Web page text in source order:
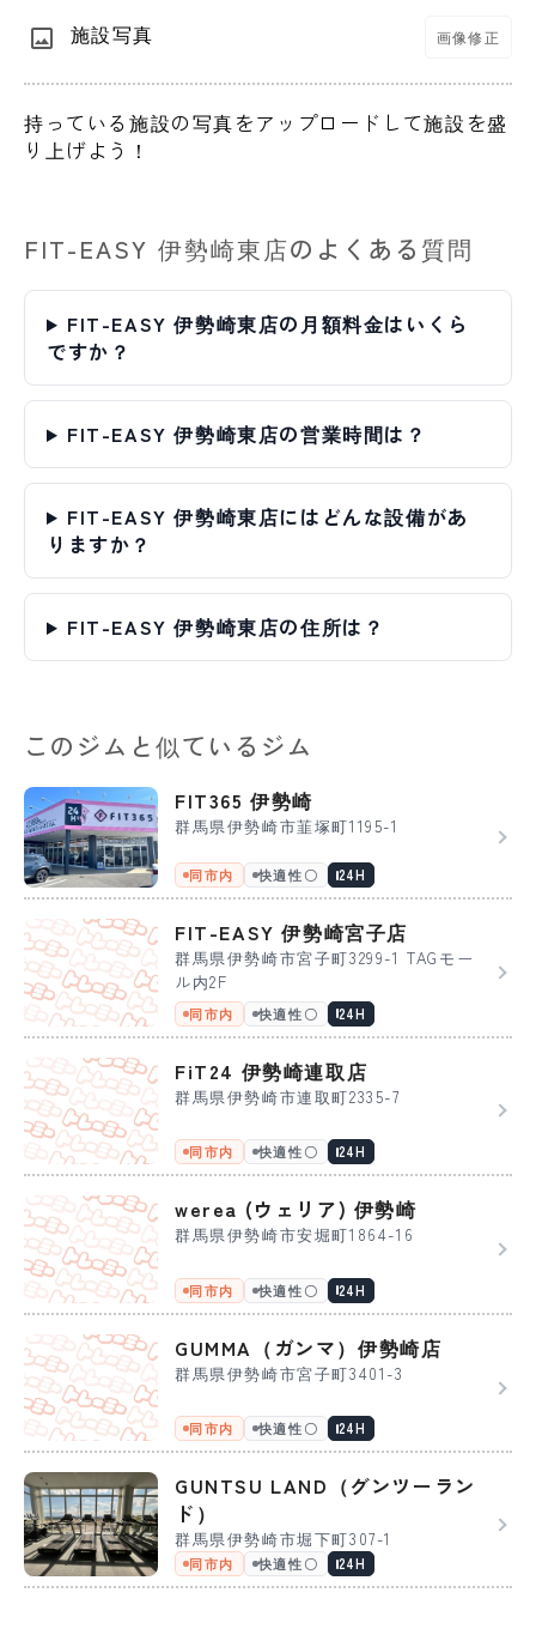
施設写真 画像修正
持っている施設の写真をアップロードして施設を盛
り上げよう！
FIT-EASY 伊勢崎東店のよくある質問
FIT-EASY 伊勢崎東店の月額料金はいくら
ですか？
FIT-EASY 伊勢崎東店の営業時間は？
FIT-EASY 伊勢崎東店にはどんな設備があ
りますか？
FIT-EASY 伊勢崎東店の住所は？
このジムと似ているジム
FIT365 伊勢崎
群馬県伊勢崎市韮塚町1195-1
同市内 快適性〇 24H
FIT-EASY 伊勢崎宮子店
群馬県伊勢崎市宮子町3299-1 TAGモー
ル内2F
同市内 快適性〇 24H
FiT24 伊勢崎連取店
群馬県伊勢崎市連取町2335-7
同市内 快適性〇 24H
werea (ウェリア) 伊勢崎
群馬県伊勢崎市安堀町1864-16
同市内 快適性〇 24H
GUMMA（ガンマ）伊勢崎店
群馬県伊勢崎市宮子町3401-3
同市内 快適性〇 24H
GUNTSU LAND（グンツーラン
ド）
群馬県伊勢崎市堀下町307-1
同市内 快適性〇 24H